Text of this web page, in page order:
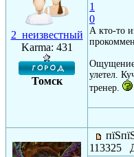
2_неизвестный
Karma: 431
Томск
1
0
А кто-то
Ощущение
улетел.
тренер.
113325